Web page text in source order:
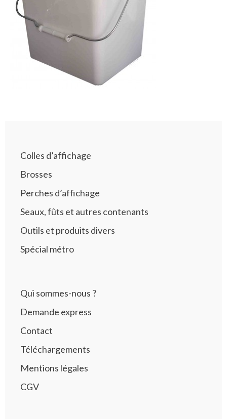
Colles d’affichage
Brosses
Perches d’affichage
Seaux, fûts et autres contenants
Outils et produits divers
Spécial métro
Qui sommes-nous ?
Demande express
Contact
Téléchargements
Mentions légales
CGV